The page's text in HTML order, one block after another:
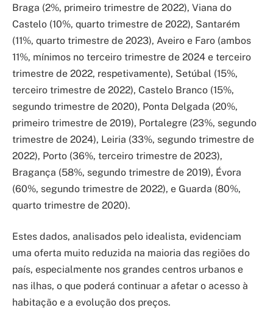
Braga (2%, primeiro trimestre de 2022), Viana do
Castelo (10%, quarto trimestre de 2022), Santarém
(11%, quarto trimestre de 2023), Aveiro e Faro (ambos
11%, mínimos no terceiro trimestre de 2024 e terceiro
trimestre de 2022, respetivamente), Setúbal (15%,
terceiro trimestre de 2022), Castelo Branco (15%,
segundo trimestre de 2020), Ponta Delgada (20%,
primeiro trimestre de 2019), Portalegre (23%, segundo
trimestre de 2024), Leiria (33%, segundo trimestre de
2022), Porto (36%, terceiro trimestre de 2023),
Bragança (58%, segundo trimestre de 2019), Évora
(60%, segundo trimestre de 2022), e Guarda (80%,
quarto trimestre de 2020).
Estes dados, analisados pelo idealista, evidenciam
uma oferta muito reduzida na maioria das regiões do
país, especialmente nos grandes centros urbanos e
nas ilhas, o que poderá continuar a afetar o acesso à
habitação e a evolução dos preços.